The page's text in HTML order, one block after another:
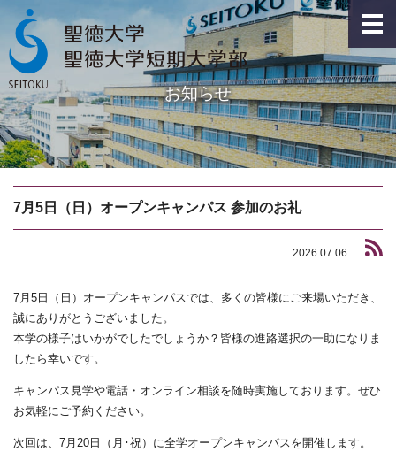
お知らせ
7月5日（日）オープンキャンパス 参加のお礼
2026.07.06
7月5日（日）オープンキャンパスでは、多くの皆様にご来場いただき、
誠にありがとうございました。
本学の様子はいかがでしたでしょうか？皆様の進路選択の一助になりま
したら幸いです。
キャンパス見学や電話・オンライン相談を随時実施しております。ぜひ
お気軽にご予約ください。
次回は、7月20日（月･祝）に全学オープンキャンパスを開催します。